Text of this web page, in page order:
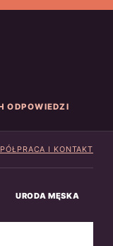
ODPOWIEDZI
I KONTAKT
URODA MĘSKA